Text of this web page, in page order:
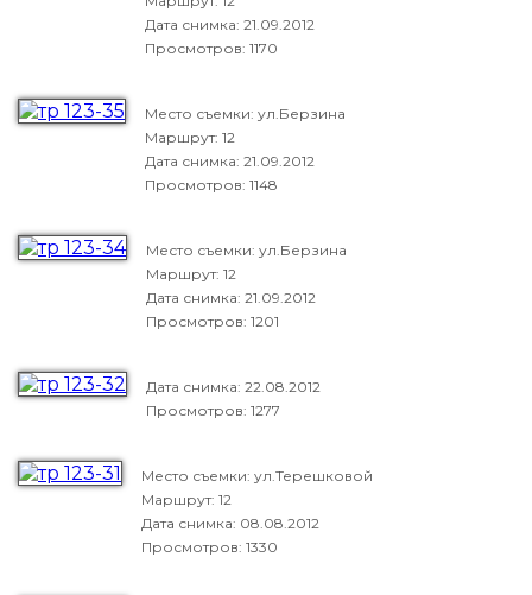
Дата снимка: 21.09.2012
Просмотров: 1170
Место съемки: ул.Берзина
Маршрут: 12
Дата снимка: 21.09.2012
Просмотров: 1148
Место съемки: ул.Берзина
Маршрут: 12
Дата снимка: 21.09.2012
Просмотров: 1201
Дата снимка: 22.08.2012
Просмотров: 1277
Место съемки: ул.Терешковой
Маршрут: 12
Дата снимка: 08.08.2012
Просмотров: 1330